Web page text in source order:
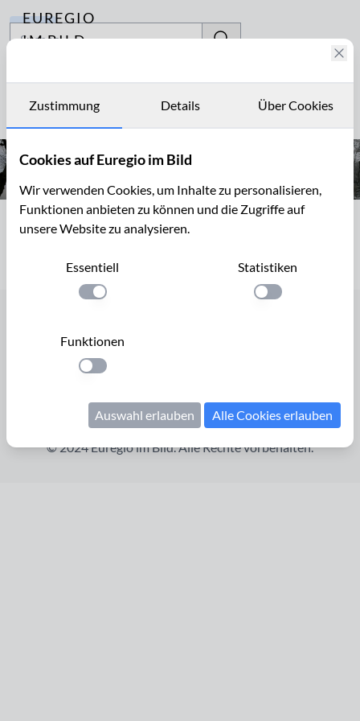
EUREGIO
IM BILD
Archiv
Kontakt
Archiv
Datenschutzerklärung
© 2024 Euregio im Bild. Alle Rechte vorbehalten.
Zustimmung Details Über Cookies
Cookies auf Euregio im Bild
Wir verwenden Cookies, um Inhalte zu personalisieren,
Funktionen anbieten zu können und die Zugriffe auf
unsere Website zu analysieren.
Essentiell
Einstellung anwenden
Statistiken
Einstellung
Funktionen
Einstellung anwenden
Auswahl erlauben Alle Cookies erlauben